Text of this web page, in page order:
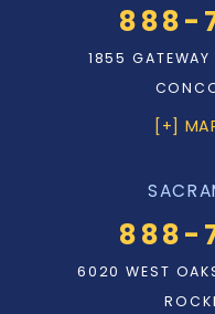
888-
1855 GATEWAY
[+]
888-
6020 WEST